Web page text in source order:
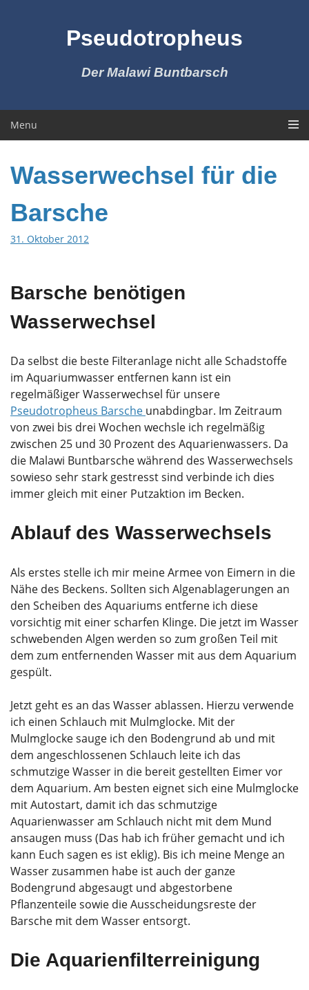
Pseudotropheus
Der Malawi Buntbarsch
Menu
Wasserwechsel für die
Barsche
31. Oktober 2012
Barsche benötigen
Wasserwechsel
Da selbst die beste Filteranlage nicht alle Schadstoffe
im Aquariumwasser entfernen kann ist ein
regelmäßiger Wasserwechsel für unsere
Pseudotropheus Barsche unabdingbar. Im Zeitraum
von zwei bis drei Wochen wechsle ich regelmäßig
zwischen 25 und 30 Prozent des Aquarienwassers. Da
die Malawi Buntbarsche während des Wasserwechsels
sowieso sehr stark gestresst sind verbinde ich dies
immer gleich mit einer Putzaktion im Becken.
Ablauf des Wasserwechsels
Als erstes stelle ich mir meine Armee von Eimern in die
Nähe des Beckens. Sollten sich Algenablagerungen an
den Scheiben des Aquariums entferne ich diese
vorsichtig mit einer scharfen Klinge. Die jetzt im Wasser
schwebenden Algen werden so zum großen Teil mit
dem zum entfernenden Wasser mit aus dem Aquarium
gespült.
Jetzt geht es an das Wasser ablassen. Hierzu verwende
ich einen Schlauch mit Mulmglocke. Mit der
Mulmglocke sauge ich den Bodengrund ab und mit
dem angeschlossenen Schlauch leite ich das
schmutzige Wasser in die bereit gestellten Eimer vor
dem Aquarium. Am besten eignet sich eine Mulmglocke
mit Autostart, damit ich das schmutzige
Aquarienwasser am Schlauch nicht mit dem Mund
ansaugen muss (Das hab ich früher gemacht und ich
kann Euch sagen es ist eklig). Bis ich meine Menge an
Wasser zusammen habe ist auch der ganze
Bodengrund abgesaugt und abgestorbene
Pflanzenteile sowie die Ausscheidungsreste der
Barsche mit dem Wasser entsorgt.
Die Aquarienfilterreinigung